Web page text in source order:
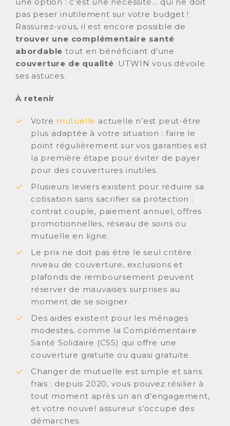
pas peser inutilement sur votre budget !
Rassurez-vous, il est encore possible de
trouver une complémentaire santé
abordable tout en bénéficiant d’une
couverture de qualité. UTWIN vous dévoile
ses astuces.
À retenir
Votre mutuelle actuelle n’est peut-être
plus adaptée à votre situation : faire le
point régulièrement sur vos garanties est
la première étape pour éviter de payer
pour des couvertures inutiles.
Plusieurs leviers existent pour réduire sa
cotisation sans sacrifier sa protection :
contrat couple, paiement annuel, offres
promotionnelles, réseau de soins ou
mutuelle en ligne.
Le prix ne doit pas être le seul critère :
niveau de couverture, exclusions et
plafonds de remboursement peuvent
réserver de mauvaises surprises au
moment de se soigner.
Des aides existent pour les ménages
modestes, comme la Complémentaire
Santé Solidaire (CSS) qui offre une
couverture gratuite ou quasi gratuite.
Changer de mutuelle est simple et sans
frais : depuis 2020, vous pouvez résilier à
tout moment après un an d’engagement,
et votre nouvel assureur s’occupe des
démarches.